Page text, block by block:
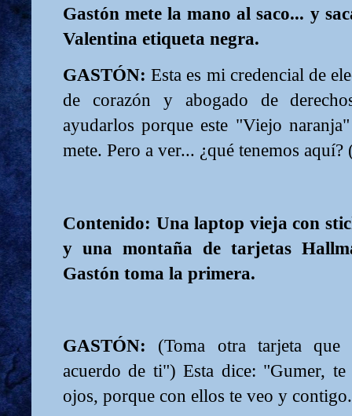
Gastón mete la mano al saco... y
Valentina etiqueta negra.
GASTÓN:Esta es mi credencial de
de corazón y abogado de
ayudarlos porque este "Viejo
mete. Pero a ver... ¿qué tenemos
Contenido: Una laptop vieja con
y una montaña de tarjetas
Gastón toma la primera.
GASTÓN: (Toma otra tarjeta que
acuerdo de ti") Esta dice: "Gumer,
ojos, porque con ellos te veo y